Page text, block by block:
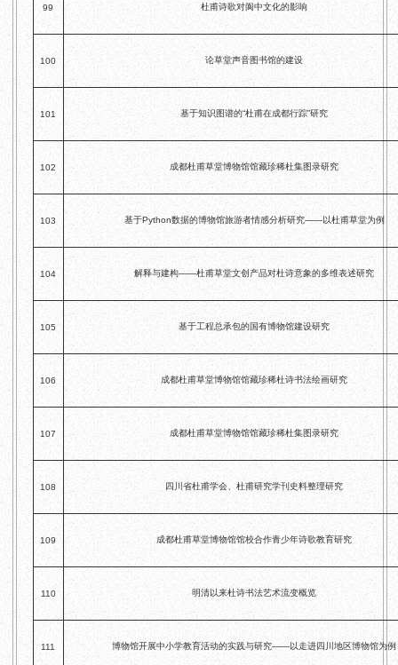
99 杜甫诗歌对阆中文化的影响
100 论草堂声音图书馆的建设
101 基于知识图谱的“杜甫在成都行踪”研究
102 成都杜甫草堂博物馆馆藏珍稀杜集图录研究
103 基于Python数据的博物馆旅游者情感分析研究——以杜甫草堂为例
104 解释与建构——杜甫草堂文创产品对杜诗意象的多维表述研究
105 基于工程总承包的国有博物馆建设研究
106 成都杜甫草堂博物馆馆藏珍稀杜诗书法绘画研究
107 成都杜甫草堂博物馆馆藏珍稀杜集图录研究
108 四川省杜甫学会、杜甫研究学刊史料整理研究
109 成都杜甫草堂博物馆馆校合作青少年诗歌教育研究
110 明清以来杜诗书法艺术流变概览
111 博物馆开展中小学教育活动的实践与研究——以走进四川地区博物馆为例